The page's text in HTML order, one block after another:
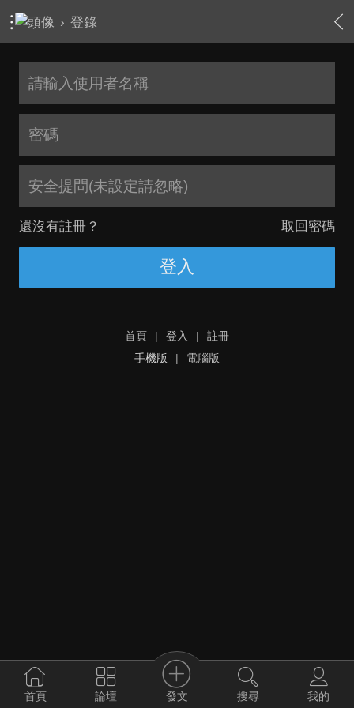
› 登錄
安全提問(未設定請忽略)
還沒有註冊？ 取回密碼
登入
首頁 | 登入 |
註冊
手機版
| 電腦版
首頁 論壇 發文 搜尋 我的